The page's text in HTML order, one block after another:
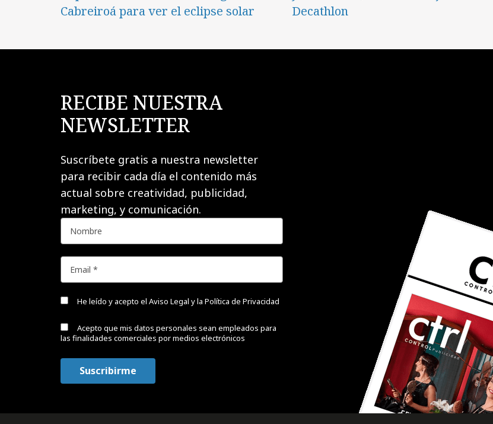
Cabreiroá para ver el eclipse solar
Decathlon
RECIBE NUESTRA
NEWSLETTER
Suscríbete gratis a nuestra newsletter
para recibir cada día el contenido más
actual sobre creatividad, publicidad,
marketing, y comunicación.
He leído y acepto el Aviso Legal y la Política de Privacidad
Acepto que mis datos personales sean empleados para
las finalidades comerciales por medios electrónicos